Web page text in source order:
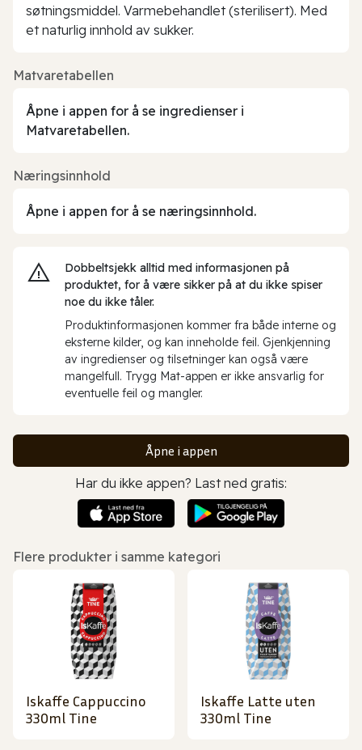
søtningsmiddel. Varmebehandlet (sterilisert). Med
et naturlig innhold av sukker.
Matvaretabellen
Åpne i appen for å se ingredienser i
Matvaretabellen.
Næringsinnhold
Åpne i appen for å se næringsinnhold.
Dobbeltsjekk alltid med informasjonen på
produktet, for å være sikker på at du ikke spiser
noe du ikke tåler.
Produktinformasjonen kommer fra både interne og
eksterne kilder, og kan inneholde feil. Gjenkjenning
av ingredienser og tilsetninger kan også være
mangelfull. Trygg Mat-appen er ikke ansvarlig for
eventuelle feil og mangler.
Åpne i appen
Har du ikke appen? Last ned gratis:
Flere produkter i samme kategori
Iskaffe Cappuccino
330ml Tine
Iskaffe Latte uten
330ml Tine